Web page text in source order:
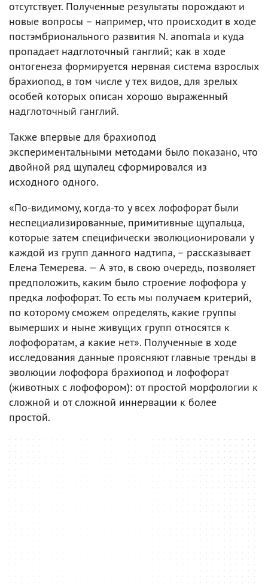
отсутствует. Полученные результаты порождают и
новые вопросы – например, что происходит в ходе
постэмбрионального развития N. anomala и куда
пропадает надглоточный ганглий; как в ходе
онтогенеза формируется нервная система взрослых
брахиопод, в том числе у тех видов, для зрелых
особей которых описан хорошо выраженный
надглоточный ганглий.
Также впервые для брахиопод
экспериментальными методами было показано, что
двойной ряд щупалец сформировался из
исходного одного.
«По-видимому, когда-то у всех лофофорат были
неспециализированные, примитивные щупальца,
которые затем специфически эволюционировали у
каждой из групп данного надтипа, – рассказывает
Елена Темерева. — А это, в свою очередь, позволяет
предположить, каким было строение лофофора у
предка лофофорат. То есть мы получаем критерий,
по которому сможем определять, какие группы
вымерших и ныне живущих групп относятся к
лофофоратам, а какие нет». Полученные в ходе
исследования данные проясняют главные тренды в
эволюции лофофора брахиопод и лофофорат
(животных с лофофором): от простой морфологии к
сложной и от сложной иннервации к более
простой.